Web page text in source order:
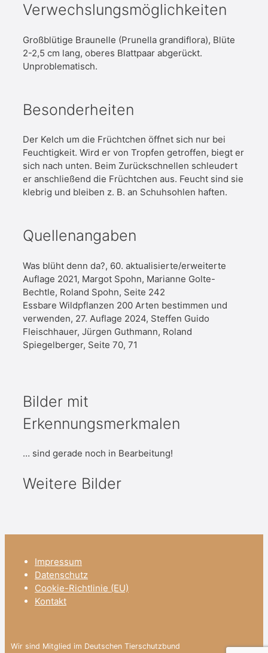
Verwechslungsmöglichkeiten
Großblütige Braunelle (Prunella grandiflora), Blüte
2-2,5 cm lang, oberes Blattpaar abgerückt.
Unproblematisch.
Besonderheiten
Der Kelch um die Früchtchen öffnet sich nur bei
Feuchtigkeit. Wird er von Tropfen getroffen, biegt er
sich nach unten. Beim Zurückschnellen schleudert
er anschließend die Früchtchen aus. Feucht sind sie
klebrig und bleiben z. B. an Schuhsohlen haften.
Quellenangaben
Was blüht denn da?, 60. aktualisierte/erweiterte
Auflage 2021, Margot Spohn, Marianne Golte-
Bechtle, Roland Spohn, Seite 242
Essbare Wildpflanzen 200 Arten bestimmen und
verwenden, 27. Auflage 2024, Steffen Guido
Fleischhauer, Jürgen Guthmann, Roland
Spiegelberger, Seite 70, 71
Bilder mit
Erkennungsmerkmalen
… sind gerade noch in Bearbeitung!
Weitere Bilder
Impressum
Datenschutz
Cookie-Richtlinie (EU)
Kontakt
Wir sind Mitglied im Deutschen Tierschutzbund